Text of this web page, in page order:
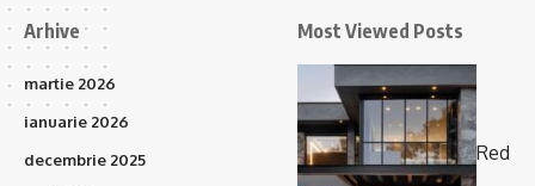
Arhive
martie 2026
ianuarie 2026
decembrie 2025
Most Viewed Posts
Red